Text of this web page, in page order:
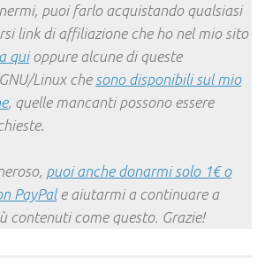
puoi farlo acquistando qualsiasi
link di affiliazione che ho nel mio sito
quioppure alcune di queste
Linux che sono disponibili sul mio
, quelle mancanti possono essere
puoi anche donarmi solo 1€ o
PayPale aiutarmi a continuare a
contenuti come questo. Grazie!